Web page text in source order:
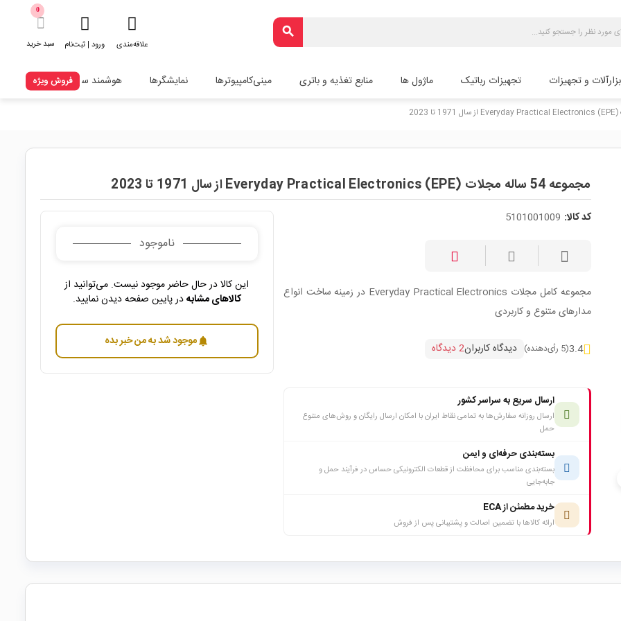
search
علاقه‌مندی ورود | ثبت‌نام
0
سبد خرید
و تجهیزات تجهیزات رباتیک ماژول ها منابع تغذیه و باتری مینی‌کامپیوترها نمایشگرها هوشمند سازیفروش ویژه
مجموعه 54 ساله مجلات Everyday Practical Electronics (EPE) از سال 1971 تا 2023
کد کالا: 5101001009
مجموعه کامل مجلات Everyday Practical Electronics در زمینه ساخت انواع
مدارهای متنوع و کاربردی
3.4(5 رأی‌دهنده) دیدگاه کاربران2 دیدگاه
ارسال سریع به سراسر کشور
ارسال روزانه سفارش‌ها به تمامی نقاط ایران با امکان ارسال رایگان و روش‌های متنوع
حمل
بسته‌بندی حرفه‌ای و ایمن
بسته‌بندی مناسب برای محافظت از قطعات الکترونیکی حساس در فرآیند حمل و
جابه‌جایی
خرید مطمئن از ECA
ارائه کالاها با تضمین اصالت و پشتیبانی پس از فروش
ناموجود
این کالا در حال حاضر موجود نیست. می‌توانید از
کالاهای مشابهدر پایین صفحه دیدن نمایید.
notificationsموجود شد به من خبر بده